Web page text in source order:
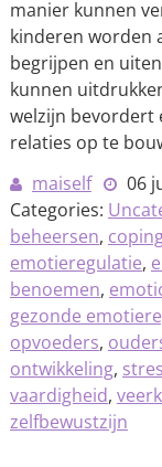
manier kunnen
kinderen worden
begrijpen en
kunnen
welzijn bevordert
relaties op te
maiself
06
Categories:
beheersen,
emotieregulatie,
benoemen,
gezonde
opvoeders,
ontwikkeling,
vaardigheid,
zelfbewustzijn